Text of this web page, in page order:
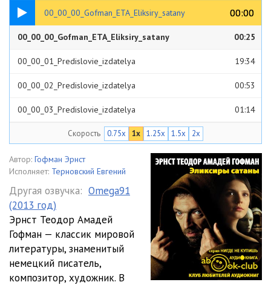
00_00_00_Gofman_ETA_Eliksiry_satany 00:00
00:00
00:25
00_00_00_Gofman_ETA_Eliksiry_satany 00:25
00_00_01_Predislovie_izdatelya 19:34
00_00_02_Predislovie_izdatelya 00:53
00_00_03_Predislovie_izdatelya 01:14
00_00_04_Predislovie_izdatelya
01_01_01_Gody_detstva_i_zhizn_v_monastyre 25:16
01_01_02_Gody_detstva_i_zhizn_v_monastyre 26:28
01_01_03_Gody_detstva_i_zhizn_v_monastyre 21:03
01_01_04_Gody_detstva_i_zhizn_v_monastyre 23:59
01_01_05_Gody_detstva_i_zhizn_v_monastyre 28:00
01_02_01_Vstuplenie_v_mir 21:18
Скорость 0.75x 1x 1.25x 1.5x 2x
Автор: Гофман Эрнст
Исполняет: Терновский Евгений
Другая озвучка: Omega91
(2013 год)
Эрнст Теодор Амадей
Гофман — классик мировой
литературы, знаменитый
немецкий писатель,
композитор, художник. В